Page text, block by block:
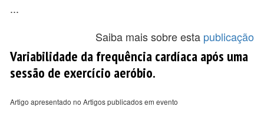
...
Saiba mais sobre esta publicação
Variabilidade da frequência cardíaca após uma
sessão de exercício aeróbio.
Artigo apresentado no Artigos publicados em evento